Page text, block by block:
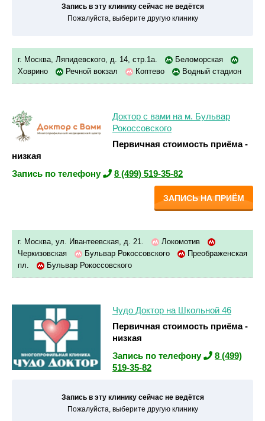
Запись в эту клинику сейчас не ведётся
Пожалуйста, выберите другую клинику
г. Москва, Ляпидевского, д. 14, стр.1а.
Беломорская
Ховрино
Речной вокзал Коптево Водный стадион
Доктор с вами на м. Бульвар
Рокоссовского
Первичная стоимость приёма -
низкая
Запись по телефону
8 (499) 519-35-82
ЗАПИСЬ НА ПРИЁМ
г. Москва, ул. Ивантеевская, д. 21.
Локомотив
Черкизовская
Бульвар Рокоссовского
Преображенская
пл.
Бульвар Рокоссовского
Чудо Доктор на Школьной 46
Первичная стоимость приёма -
низкая
Запись по телефону
8 (499)
519-35-82
Запись в эту клинику сейчас не ведётся
Пожалуйста, выберите другую клинику